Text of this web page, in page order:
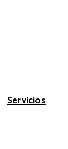
Servicios